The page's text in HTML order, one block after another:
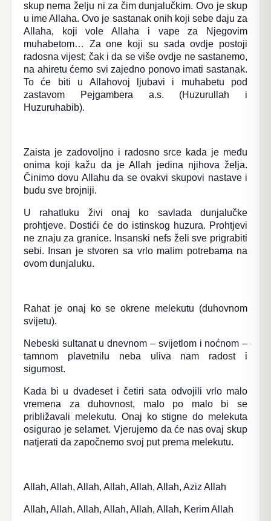
skup nema želju ni za čim dunjalučkim. Ovo je skup
u ime Allaha. Ovo je sastanak onih koji sebe daju za
Allaha, koji vole Allaha i vape za Njegovim
muhabetom… Za one koji su sada ovdje postoji
radosna vijest; čak i da se više ovdje ne sastanemo,
na ahiretu ćemo svi zajedno ponovo imati sastanak.
To će biti u Allahovoj ljubavi i muhabetu pod
zastavom Pejgambera a.s. (Huzurullah i
Huzuruhabib).
Zaista je zadovoljno i radosno srce kada je među
onima koji kažu da je Allah jedina njihova želja.
Činimo dovu Allahu da se ovakvi skupovi nastave i
budu sve brojniji.
U rahatluku živi onaj ko savlada dunjalučke
prohtjeve. Dostići će do istinskog huzura. Prohtjevi
ne znaju za granice. Insanski nefs želi sve prigrabiti
sebi. Insan je stvoren sa vrlo malim potrebama na
ovom dunjaluku.
Rahat je onaj ko se okrene melekutu (duhovnom
svijetu).
Nebeski sultanat u dnevnom – svijetlom i noćnom –
tamnom plavetnilu neba uliva nam radost i
sigurnost.
Kada bi u dvadeset i četiri sata odvojili vrlo malo
vremena za duhovnost, malo po malo bi se
približavali melekutu. Onaj ko stigne do melekuta
osigurao je selamet. Vjerujemo da će nas ovaj skup
natjerati da započnemo svoj put prema melekutu.
Allah, Allah, Allah, Allah, Allah, Allah, Aziz Allah
Allah, Allah, Allah, Allah, Allah, Allah, Kerim Allah